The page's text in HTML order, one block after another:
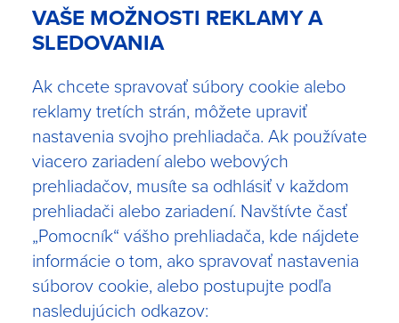
VAŠE MOŽNOSTI REKLAMY A
SLEDOVANIA
Ak chcete spravovať súbory cookie alebo
reklamy tretích strán, môžete upraviť
nastavenia svojho prehliadača. Ak používate
viacero zariadení alebo webových
prehliadačov, musíte sa odhlásiť v každom
prehliadači alebo zariadení. Navštívte časť
„Pomocník“ vášho prehliadača, kde nájdete
informácie o tom, ako spravovať nastavenia
súborov cookie, alebo postupujte podľa
nasledujúcich odkazov: